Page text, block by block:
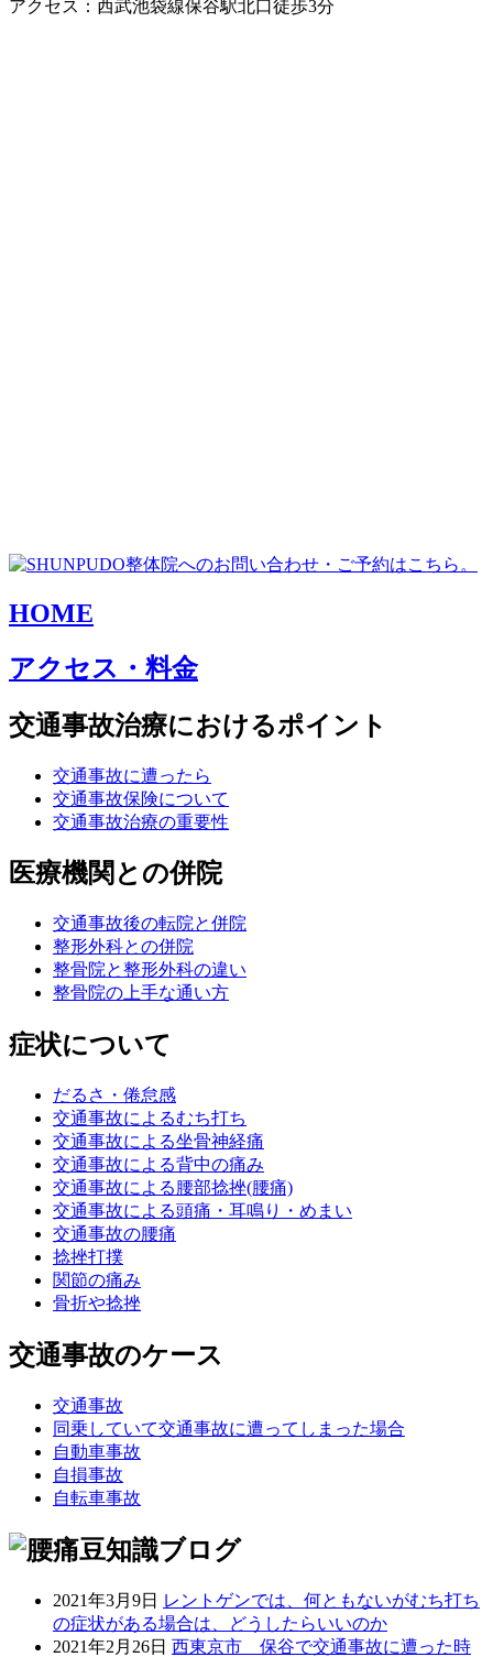
アクセス：西武池袋線保谷駅北口徒歩3分
HOME
アクセス・料金
交通事故治療におけるポイント
交通事故に遭ったら
交通事故保険について
交通事故治療の重要性
医療機関との併院
交通事故後の転院と併院
整形外科との併院
整骨院と整形外科の違い
整骨院の上手な通い方
症状について
だるさ・倦怠感
交通事故によるむち打ち
交通事故による坐骨神経痛
交通事故による背中の痛み
交通事故による腰部捻挫(腰痛)
交通事故による頭痛・耳鳴り・めまい
交通事故の腰痛
捻挫打撲
関節の痛み
骨折や捻挫
交通事故のケース
交通事故
同乗していて交通事故に遭ってしまった場合
自動車事故
自損事故
自転車事故
2021年3月9日 レントゲンでは、何ともないがむち打ち
の症状がある場合は、どうしたらいいのか
2021年2月26日 西東京市 保谷で交通事故に遭った時